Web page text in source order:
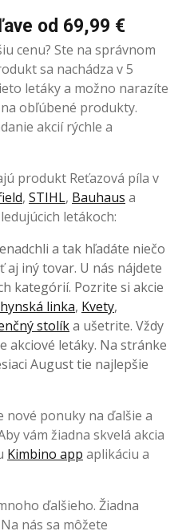
od 69,99 €
cenu? Ste na správnom
sa nachádza v 5
letáky a možno narazíte
obľúbené produkty.
akcií rýchle a
produkt Reťazová píla v
, STIHL, Bauhaus a
letákoch:
a tak hľadáte niečo
aj iný tovar. U nás nájdete
kategórií. Pozrite si akcie
linka, Kvety,
stolíka ušetrite. Vždy
akciové letáky. Na stránke
August tie najlepšie
nové ponuky na ďalšie a
vám žiadna skvelá akcia
Kimbino app aplikáciu a
ďalšieho. Žiadna
nás sa môžete